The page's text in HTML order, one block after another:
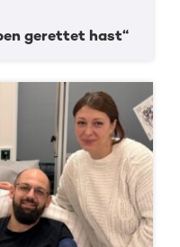
gerettet hast“